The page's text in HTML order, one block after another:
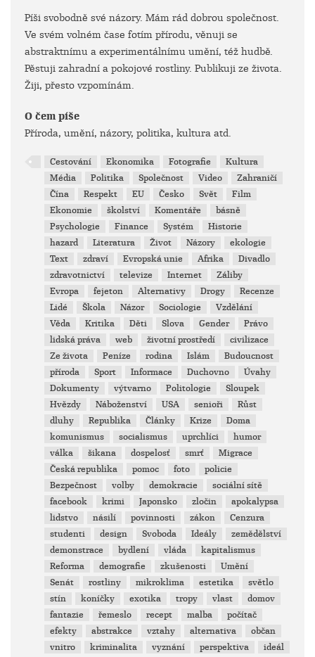
Píši svobodně své názory. Mám rád dobrou společnost.
Ve svém volném čase fotím přírodu, věnuji se
abstraktnímu a experimentálnímu umění, též hudbě.
Pěstuji zahradní a pokojové rostliny. Publikuji ze života.
Žiji, přesto vzpomínám.
O čem píše
Příroda, umění, názory, politika, kultura atd.
Cestování Ekonomika Fotografie
Kultura
Média
Politika Společnost Video
Zahraničí
Čína
Respekt EU Česko Svět
Film
Ekonomie
školství Komentáře
básně
Psychologie
Finance Systém
Historie
hazard
Literatura Život Názory
ekologie
Text
zdraví Evropská unie Afrika
Divadlo
zdravotnictví
televize Internet
Záliby
Evropa
fejeton Alternativy Drogy
Recenze
Lidé
Škola Názor Sociologie
Vzdělání
Věda
Kritika Děti Slova Gender
Právo
lidská práva
web životní prostředí
civilizace
Ze života
Peníze rodina Islám
Budoucnost
příroda
Sport Informace Duchovno
Úvahy
Dokumenty
výtvarno Politologie
Sloupek
Hvězdy
Náboženství USA senioři
Růst
dluhy
Republika Články Krize
Doma
komunismus
socialismus uprchlíci
humor
válka
šikana dospelosť smrť
Migrace
Česká republika
pomoc foto
policie
Bezpečnost
volby demokracie
sociální sítě
facebook
krimi Japonsko zločin
apokalypsa
lidstvo
násilí povinnosti zákon
Cenzura
studenti
design Svoboda Ideály
zemědělství
demonstrace
bydlení vláda
kapitalismus
Reforma
demografie zkušenosti
Umění
Senát
rostliny mikroklima estetika
světlo
stín
koníčky exotika tropy vlast
domov
fantazie
řemeslo recept malba
počítač
efekty
abstrakce vztahy alternativa
občan
vnitro
kriminalita vyznání perspektiva ideál